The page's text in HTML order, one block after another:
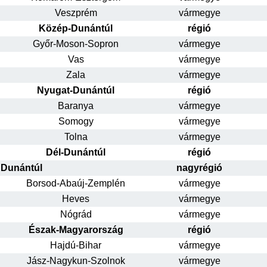
Veszprém
vármegye
Közép-Dunántúl
régió
Győr-Moson-Sopron
vármegye
Vas
vármegye
Zala
vármegye
Nyugat-Dunántúl
régió
Baranya
vármegye
Somogy
vármegye
Tolna
vármegye
Dél-Dunántúl
régió
Dunántúl
nagyrégió
Borsod-Abaúj-Zemplén
vármegye
Heves
vármegye
Nógrád
vármegye
Észak-Magyarország
régió
Hajdú-Bihar
vármegye
Jász-Nagykun-Szolnok
vármegye